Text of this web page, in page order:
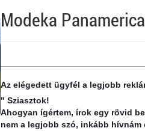
Modeka
Az elégedett ügyfél a legjobb
" Sziasztok!
Ahogyan ígértem, írok egy rövid
nem a legjobb szó, inkább hívnám